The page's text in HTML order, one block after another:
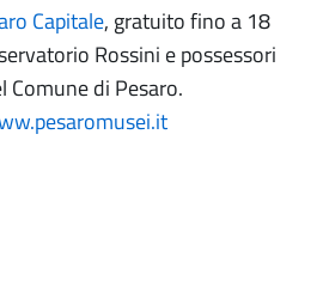
Capitale, gratuito fino a 18
Rossini e possessori
Comune di Pesaro.